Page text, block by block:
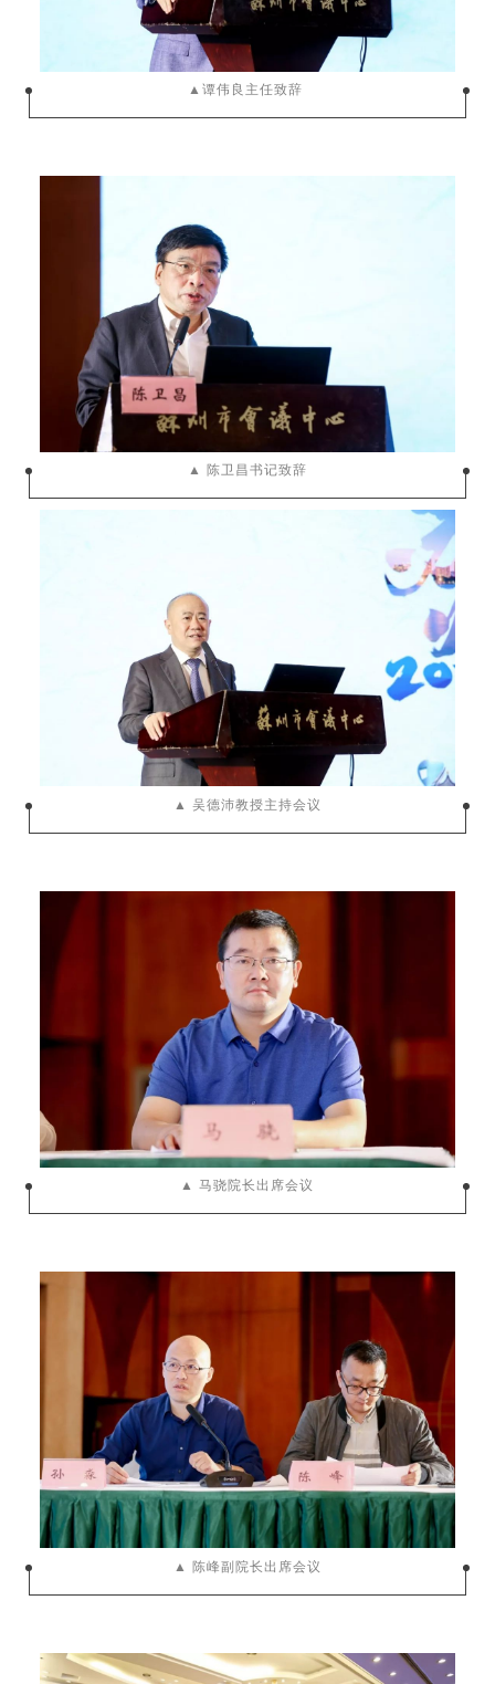
▲谭伟良主任致辞
▲ 陈卫昌书记致辞
▲ 吴德沛教授主持会议
▲ 马骁院长出席会议
▲ 陈峰副院长出席会议